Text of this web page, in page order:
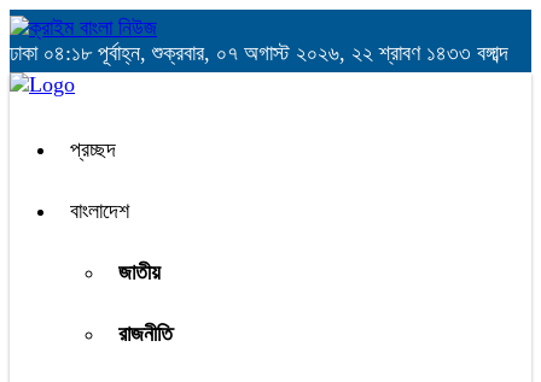
ঢাকা ০৪:১৮ পূর্বাহ্ন, শুক্রবার, ০৭ অগাস্ট ২০২৬, ২২ শ্রাবণ ১৪৩৩ বঙ্গাব্দ
প্রচ্ছদ
বাংলাদেশ
জাতীয়
রাজনীতি